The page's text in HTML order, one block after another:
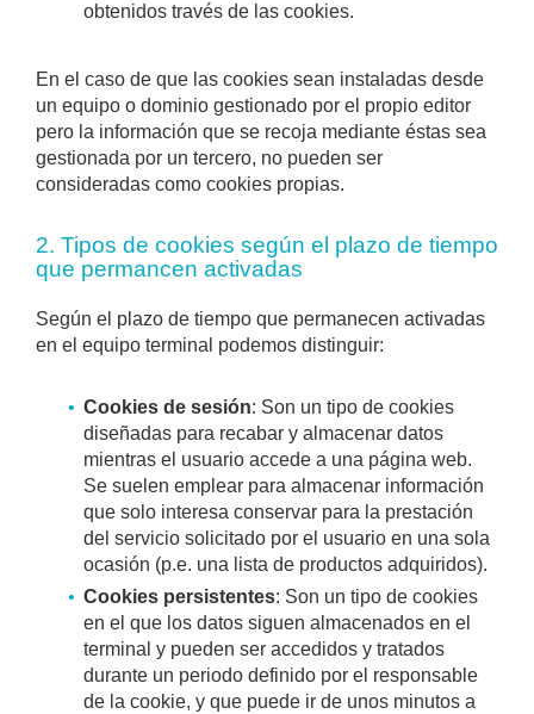
obtenidos través de las cookies.
En el caso de que las cookies sean instaladas desde
un equipo o dominio gestionado por el propio editor
pero la información que se recoja mediante éstas sea
gestionada por un tercero, no pueden ser
consideradas como cookies propias.
2. Tipos de cookies según el plazo de tiempo
que permancen activadas
Según el plazo de tiempo que permanecen activadas
en el equipo terminal podemos distinguir:
Cookies de sesión: Son un tipo de cookies
diseñadas para recabar y almacenar datos
mientras el usuario accede a una página web.
Se suelen emplear para almacenar información
que solo interesa conservar para la prestación
del servicio solicitado por el usuario en una sola
ocasión (p.e. una lista de productos adquiridos).
Cookies persistentes: Son un tipo de cookies
en el que los datos siguen almacenados en el
terminal y pueden ser accedidos y tratados
durante un periodo definido por el responsable
de la cookie, y que puede ir de unos minutos a